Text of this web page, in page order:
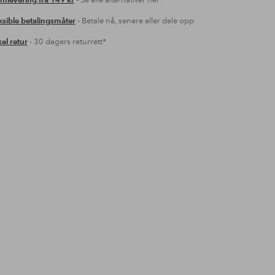
betalingsmåter- Betale nå, senere eller dele opp
retur- 30 dagers returrett*